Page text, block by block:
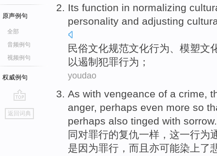
原声例句
全部
音频例句
视频例句
权威例句
go
top
返回词典
Its function in normalizing
personality and adjusting
民俗文化规范文化行为、 模塑文
以遏制 犯罪行为 ；
youdao
As with vengeance of a crime
anger, perhaps even more so
perhaps also tinged with sorrow.
同对罪行的复仇一样 ， 这一行为
是因为罪行 ， 而且 亦可能染上了